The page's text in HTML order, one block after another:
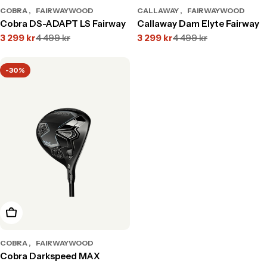
COBRA FAIRWAYWOOD
Cobra DS-ADAPT LS Fairway
Translation
sv.products.product.price.sale_price
3 299 kr
Translation
sv.products.product.price.regular_price
4 499 kr
CALLAWAY FAIRWAYWOOD
Callaway Dam Elyte Fairway
Translation
3 299 kr
Translation4 499 kr
-30%
Välj alternativ
COBRA FAIRWAYWOOD
Cobra Darkspeed MAX